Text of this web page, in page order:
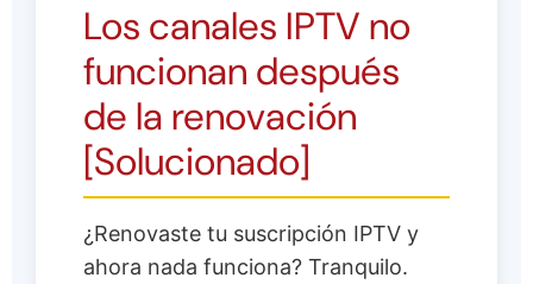
Los canales IPTV no
funcionan después
de la renovación
[Solucionado]
¿Renovaste tu suscripción IPTV y
ahora nada funciona? Tranquilo.